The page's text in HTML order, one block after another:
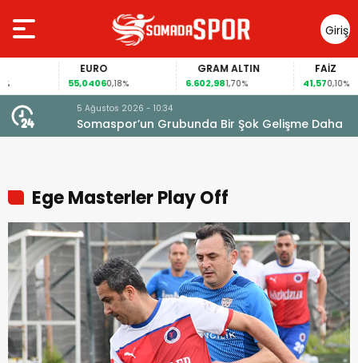
Giriş
Yap
EURO
55,04060,18%
GRAM ALTIN
6.602,981,70%
FAİZ
41,570,10%
5 Ağustos 2026 - 10:34
Somaspor’un Grubunda Bir Şok Gelişme Daha
Ege Masterler Play Off